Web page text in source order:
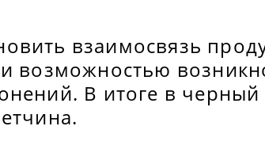
взаимосвязь
возможностью
В итоге в черный